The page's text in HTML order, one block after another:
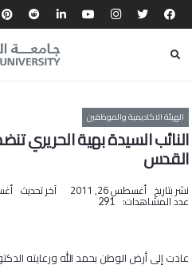
الهيئة الاكاديمية والموظفين
النائب السيدة بهية الحريري
القدس
نشر بتاريخ أغسطس 26, 2011 آخر تحديث
عدد المشاهدات: 291
عادت إلى أرض الوطن بحمد الله ورعايته